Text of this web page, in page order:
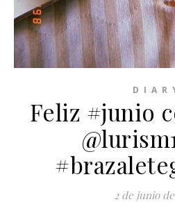
D I A R
Feliz #junio
2 de junio